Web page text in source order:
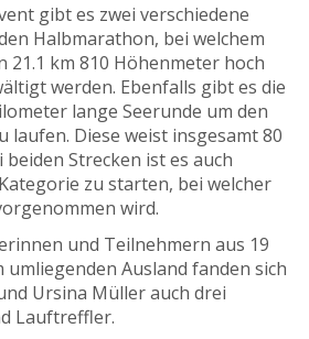
gibt es zwei verschiedene
Halbmarathon, bei welchem
21.1 km 810 Höhenmeter hoch
werden. Ebenfalls gibt es die
lange Seerunde um den
laufen. Diese weist insgesamt 80
Strecken ist es auch
zu starten, bei welcher
wird.
und Teilnehmern aus 19
umliegenden Ausland fanden sich
Ursina Müller auch drei
Lauftreffler.